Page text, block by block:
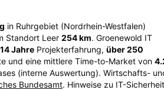
in Ruhrgebiet (Nordrhein-Westfalen)
Standort Leer 254km. Groenewold IT
14Jahre Projekterfahrung, über250
und eine mittlere Time-to-Market von
(interne Auswertung). Wirtschafts-
Bundesamt. Hinweise zu IT-Sicherheit